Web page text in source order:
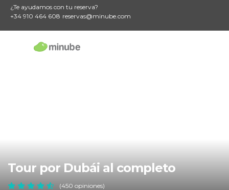
¿Te ayudamos con tu reserva?
+34 910 464 608 reservas@minube.com
Tour por Dubái al completo
(450 opiniones)